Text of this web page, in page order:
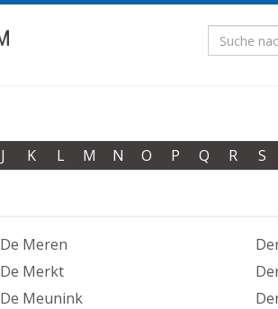
J K L M N O P Q R S
De Meren
De Merkt
De Meunink